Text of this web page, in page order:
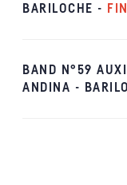
BARILOCHE -
BAND N°59
ANDINA -